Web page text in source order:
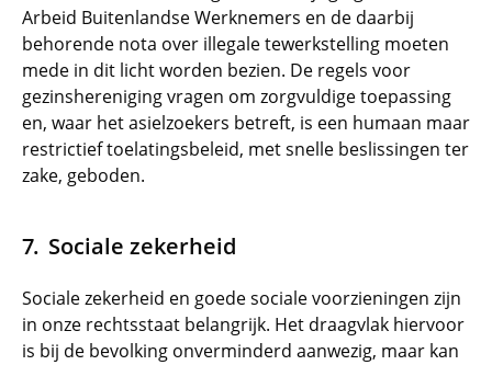
Arbeid Buitenlandse Werknemers en de daarbij
behorende nota over illegale tewerkstelling moeten
mede in dit licht worden bezien. De regels voor
gezinshereniging vragen om zorgvuldige toepassing
en, waar het asielzoekers betreft, is een humaan maar
restrictief toelatingsbeleid, met snelle beslissingen ter
zake, geboden.
Sociale zekerheid
Sociale zekerheid en goede sociale voorzieningen zijn
in onze rechtsstaat belangrijk. Het draagvlak hiervoor
is bij de bevolking onverminderd aanwezig, maar kan